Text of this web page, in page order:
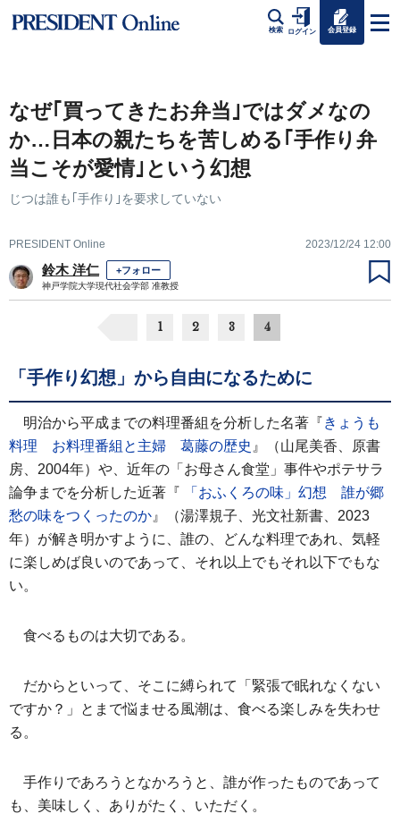
検索 ログイン 会員登録
なぜ｢買ってきたお弁当｣ではダメなの
か…日本の親たちを苦しめる｢手作り弁
当こそが愛情｣という幻想
じつは誰も｢手作り｣を要求していない
PRESIDENT Online 2023/12/24 12:00
鈴木 洋仁 +フォロー
神戸学院大学現代社会学部 准教授
1 2 3 4
「手作り幻想」から自由になるために
明治から平成までの料理番組を分析した名著『きょうも
料理 お料理番組と主婦 葛藤の歴史 』（山尾美香、原書
房、2004年）や、近年の「お母さん食堂」事件やポテサラ
論争までを分析した近著『
「おふくろの味」幻想 誰が郷
愁の味をつくったのか 』（湯澤規子、光文社新書、2023
年）が解き明かすように、誰の、どんな料理であれ、気軽
に楽しめば良いのであって、それ以上でもそれ以下でもな
い。
食べるものは大切である。
だからといって、そこに縛られて「緊張で眠れなくない
ですか？」とまで悩ませる風潮は、食べる楽しみを失わせ
る。
手作りであろうとなかろうと、誰が作ったものであって
も、美味しく、ありがたく、いただく。